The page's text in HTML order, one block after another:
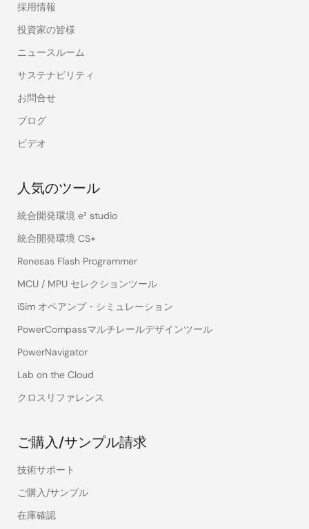
採用情報
投資家の皆様
ニュースルーム
サステナビリティ
お問合せ
ブログ
ビデオ
人気のツール
統合開発環境 e² studio
統合開発環境 CS+
Renesas Flash Programmer
MCU / MPU セレクションツール
iSim オペアンプ・シミュレーション
PowerCompassマルチレールデザインツール
PowerNavigator
Lab on the Cloud
クロスリファレンス
ご購入/サンプル請求
技術サポート
ご購入/サンプル
在庫確認